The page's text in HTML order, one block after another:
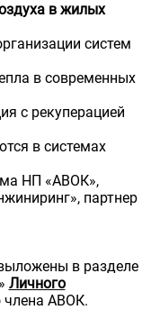
в жилых
систем
в современных
с рекуперацией
в системах
НП «АВОК»,
партнер
в разделе
Личного
АВОК.